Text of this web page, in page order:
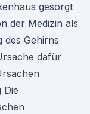
gesorgt
der Medizin als
des Gehirns
dafür
Die